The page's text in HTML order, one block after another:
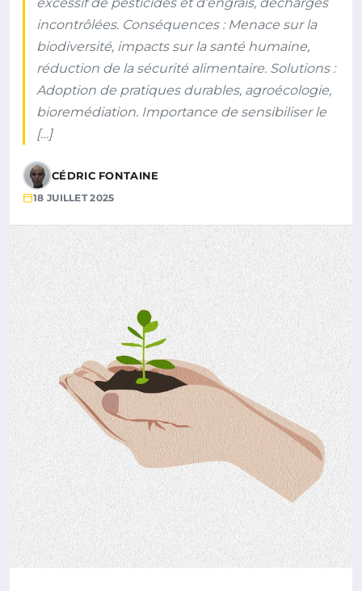
incontrôlées. Conséquences : Menace sur la
biodiversité, impacts sur la santé humaine,
réduction de la sécurité alimentaire. Solutions :
Adoption de pratiques durables, agroécologie,
bioremédiation. Importance de sensibiliser le
[…]
CÉDRIC FONTAINE
18 JUILLET 2025